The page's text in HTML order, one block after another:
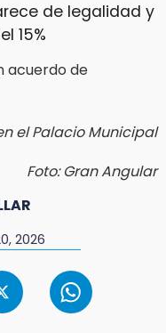
de legalidad y
15%
el Palacio Municipal
Foto: Gran Angular
2026